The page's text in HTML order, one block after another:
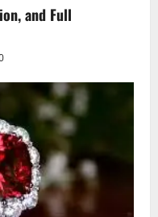
and Full